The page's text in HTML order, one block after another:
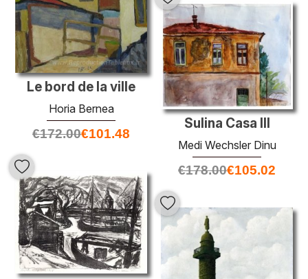
Le bord de la ville
Horia Bernea
€172.00€101.48
Sulina Casa III
Medi Wechsler Dinu
€178.00€105.02